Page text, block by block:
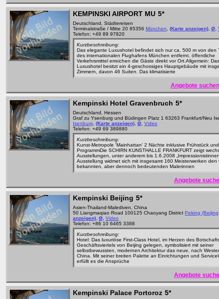
KEMPINSKI AIRPORT MU 5*
Deutschland, Städtereisen
Terminalstraße / Mitte 20 85356 München (Karte anzeigen) Ø
Telefon: +49 89 97820
Kurzbeschreibung:
Das elegante Luxushotel befindet sich nur ca. 500 m von den
des internationalen Flughafens München entfernt. öffentliche
Verkehrsmittel erreichen die Gäste direkt vor Ort.Allgemein: Das
Luxushotel besitzt ein 4-geschossiges Hauptgebäude mit
Zimmern, davon 46 Suiten. Das klimatisierte
Angebote
Kempinski Hotel Gravenbruch 5*
Deutschland, Hessen
Graf zu Ysenburg und Büdingen Platz 1 63263 Frankfurt/Neu
Isenburg
(Karte anzeigen) Ø Video
Telefon: +49 69 389880
Kurzbeschreibung:
Kunst-Metropole 'Mainhattan' 2 Nächte inklusive Frühstück und
ProgrammDie SCHIRN KUNSTHALLE FRANKFURT zeigt
Ausstellungen, unter anderem bis 1.6.2008
Ausstellung widmet sich mit insgesamt 160 Meisterwerken den
bekannten, aber dennoch bedeutenden Malerinnen
Angebote
Kempinski Beijing 5*
Asien-Thailand-Malediven, China
50 Liangmaqiao Road 100125 Chaoyang District Peking
anzeigen) Ø Video
Telefon: +86 10 6465 3388
Kurzbeschreibung:
Hotel: Das luxuriöse First-Class Hotel, im Herzen des
Geschäftsviertels von Beijing gelegen, symbolisiert mit seiner
selbstbewussten, modernen Architektur das neue, nach
China. Mit seiner breiten Palette an Einrichtungen und
erfüllt es die Ansprüche
Angebote
Kempinski Palace Portoroz 5*